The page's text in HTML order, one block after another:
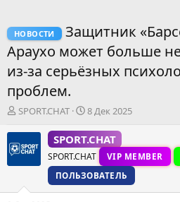
НОВОСТИ
Защитник
Араухо может больше
из-за серьёзных
проблем.
А
т
о
е
м
SPORT.CHAT
Д
т
а
н
а
ч
8 Дек 2025
SPORT.CHAT
SPORT.CHAT VIP MEMBER
ПОЛЬЗОВАТЕЛЬ